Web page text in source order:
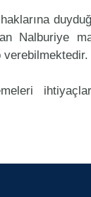
Nalburiye